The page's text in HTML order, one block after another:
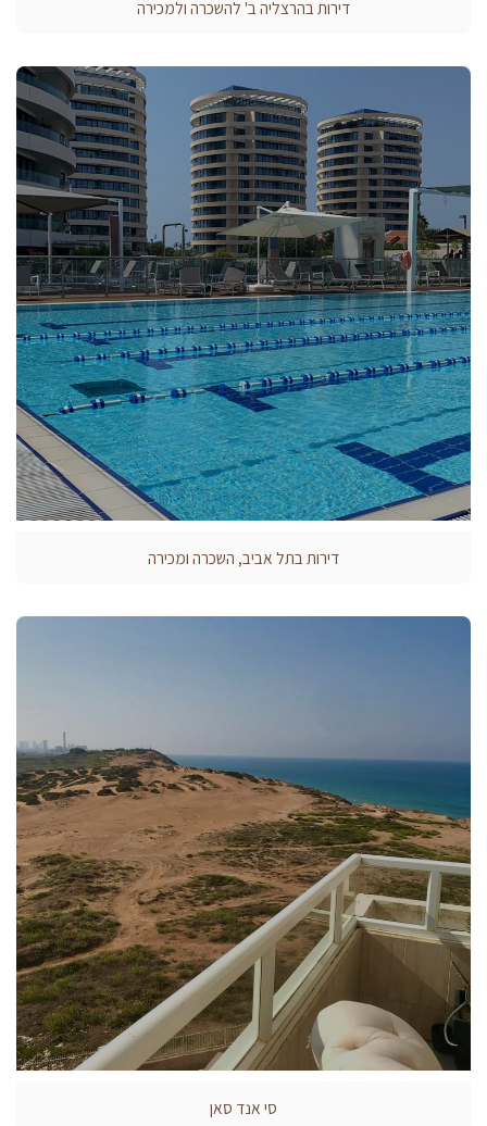
דירות בהרצליה ב' להשכרה ולמכירה
דירות בתל אביב, השכרה ומכירה
סי אנד סאן